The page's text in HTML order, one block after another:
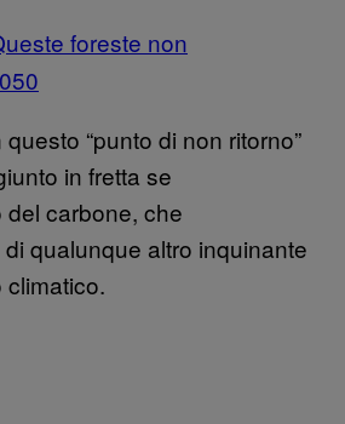
foreste non
“punto di non ritorno”
in fretta se
del carbone, che
qualunque altro inquinante